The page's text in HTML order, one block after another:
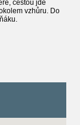
cestou jde
vzhůru. Do